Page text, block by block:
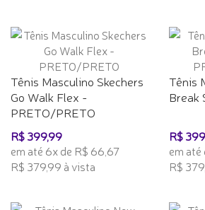
Tênis Masculino Skechers
Go Walk Flex -
PRETO/PRETO
R$ 399,99
em até 6x de R$ 66,67
R$ 379,99 à vista
Tênis
Break
R$
em
R$